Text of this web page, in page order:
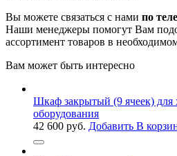
Вы можете связаться с нами по
Наши менеджеры помогут Вам
ассортимент товаров в
Вам может быть интересно
Шкаф закрытый (9 ячеек) для
оборудования
42 600 руб. Добавить В